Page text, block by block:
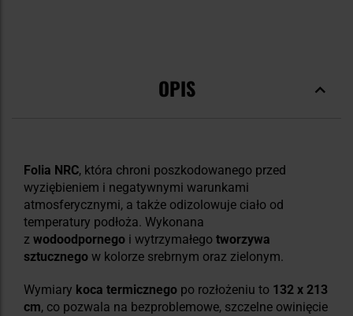
OPIS
Folia NRC, która chroni poszkodowanego przed
wyziębieniem i negatywnymi warunkami
atmosferycznymi, a także odizolowuje ciało od
temperatury podłoża. Wykonana
z wodoodpornego i wytrzymałego tworzywa
sztucznego w kolorze srebrnym oraz zielonym.
Wymiary koca termicznego po rozłożeniu to 132 x 213
cm, co pozwala na bezproblemowe, szczelne owinięcie